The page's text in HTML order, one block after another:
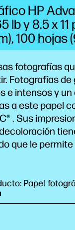
fotografías
Fotografías de
e intensos y
a este papel
. Sus
que le
Papel
HP
lb y 8.5 x
100 hojas